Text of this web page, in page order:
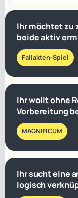
Ihr möchtet zu
beide aktiv
Fallakten-Spiel
Ihr wollt ohne
Vorbereitung
MAGNIFICUM
Ihr sucht eine
logisch